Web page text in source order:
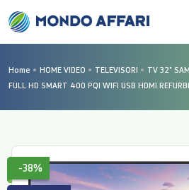
Home HOME VIDEO TELEVISORI
TV 32"
FULL HD SMART 400 PQI WIFI USB HDMI
-38%